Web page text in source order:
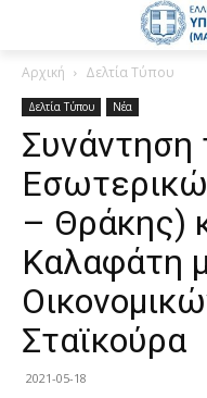
Αρχική Δελτία Τύπου
Δελτία Τύπου Νέα
Συνάντηση
– Θράκης)
Καλαφάτη
Σταϊκούρα
2021-05-18